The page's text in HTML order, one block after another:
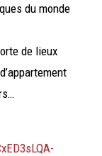
du monde
de lieux